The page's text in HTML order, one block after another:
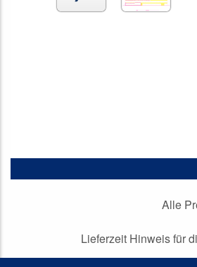
Alle
Lieferzeit Hinweis für